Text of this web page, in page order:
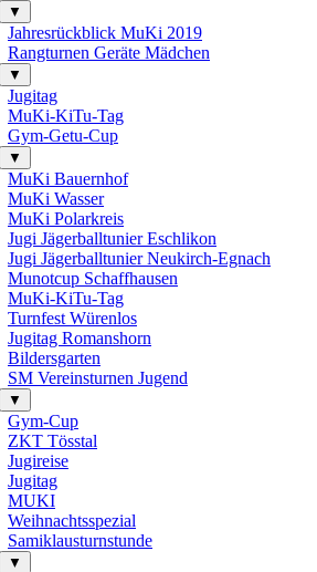
▼
Jahresrückblick MuKi 2019
Rangturnen Geräte Mädchen
▼
Jugitag
MuKi-KiTu-Tag
Gym-Getu-Cup
▼
MuKi Bauernhof
MuKi Wasser
MuKi Polarkreis
Jugi Jägerballtunier Eschlikon
Jugi Jägerballtunier Neukirch-Egnach
Munotcup Schaffhausen
MuKi-KiTu-Tag
Turnfest Würenlos
Jugitag Romanshorn
Bildersgarten
SM Vereinsturnen Jugend
▼
Gym-Cup
ZKT Tösstal
Jugireise
Jugitag
MUKI
Weihnachtsspezial
Samiklausturnstunde
▼